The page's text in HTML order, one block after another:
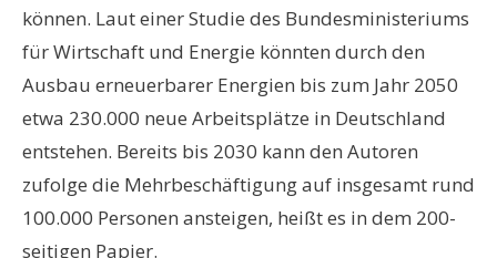
können. Laut einer Studie des Bundesministeriums
für Wirtschaft und Energie könnten durch den
Ausbau erneuerbarer Energien bis zum Jahr 2050
etwa 230.000 neue Arbeitsplätze in Deutschland
entstehen. Bereits bis 2030 kann den Autoren
zufolge die Mehrbeschäftigung auf insgesamt rund
100.000 Personen ansteigen, heißt es in dem 200-
seitigen Papier.